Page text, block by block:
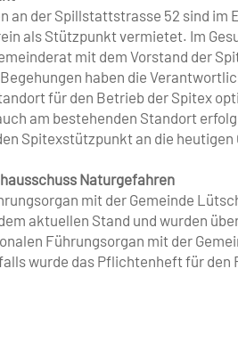
an der Spillstattstrasse 52 sind im
als Stützpunkt vermietet. Im
mit dem Vorstand der
haben die
für den Betrieb der Spitex
am bestehenden Standort
Spitexstützpunkt an die heutigen
Naturgefahren
mit der Gemeinde
aktuellen Stand und wurden
Führungsorgan mit der
wurde das Pflichtenheft für